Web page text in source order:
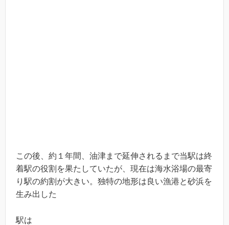
この後、約１年間、油津まで延伸されるまで当駅は終
着駅の役割を果たしていたが、現在は海水浴場の最寄
り駅の約割が大きい。独特の地形は良い漁港と砂浜を
生み出した
駅は